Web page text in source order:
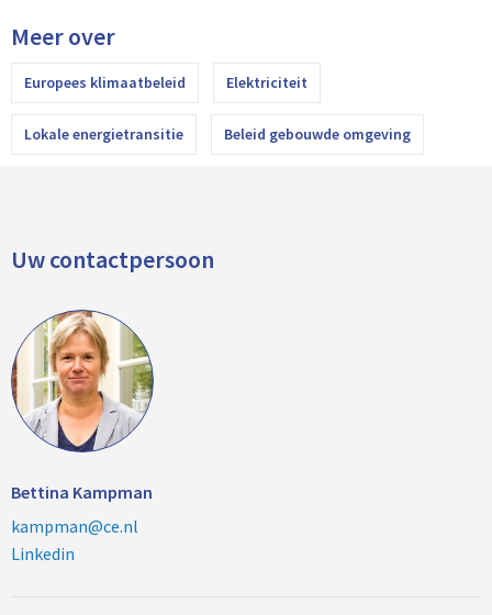
Meer over
Europees klimaatbeleid Elektriciteit
Lokale energietransitie Beleid gebouwde omgeving
Uw contactpersoon
Bettina Kampman
kampman@ce.nl
Linkedin